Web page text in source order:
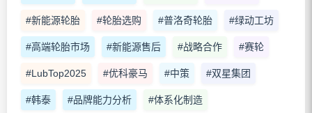
#新能源轮胎 #轮胎选购 #普洛奇轮胎 #绿动工坊
#高端轮胎市场 #新能源售后 #战略合作 #赛轮
#LubTop2025 #优科豪马 #中策 #双星集团
#韩泰 #品牌能力分析 #体系化制造